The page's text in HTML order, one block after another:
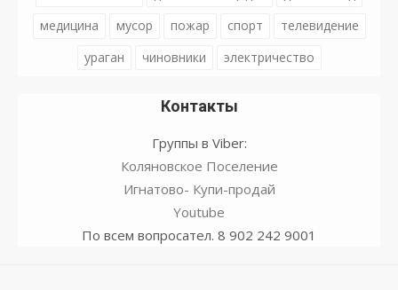
медицина
мусор пожар спорт
телевидение
ураган
чиновники электричество
Контакты
Группы в Viber:
Коляновское Поселение
Игнатово- Купи-продай
Youtube
По всем вопросател. 8 902 242 9001